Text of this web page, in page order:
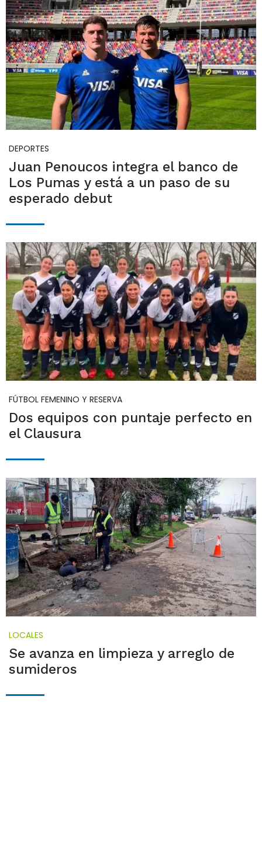
DEPORTES
Juan Penoucos integra el banco de
Los Pumas y está a un paso de su
esperado debut
FÚTBOL FEMENINO Y RESERVA
Dos equipos con puntaje perfecto en
el Clausura
LOCALES
Se avanza en limpieza y arreglo de
sumideros